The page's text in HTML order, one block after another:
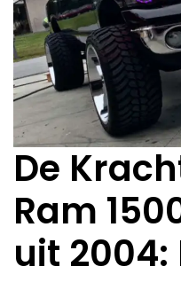
De
Ram
uit 2004: